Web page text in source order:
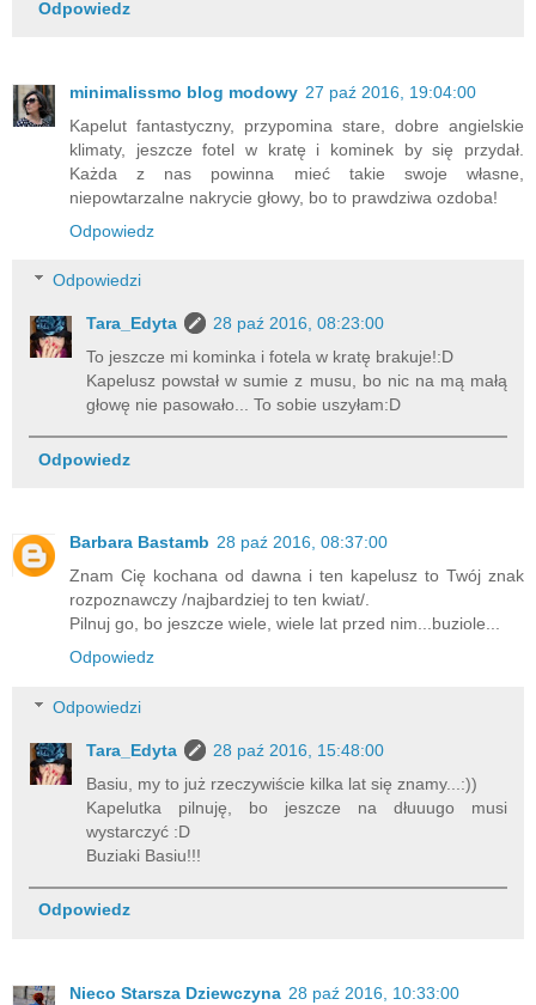
Odpowiedz
minimalissmo blog modowy 27 paź 2016, 19:04:00
Kapelut fantastyczny, przypomina stare, dobre angielskie
klimaty, jeszcze fotel w kratę i kominek by się przydał.
Każda z nas powinna mieć takie swoje własne,
niepowtarzalne nakrycie głowy, bo to prawdziwa ozdoba!
Odpowiedz
Odpowiedzi
Tara_Edyta
28 paź 2016, 08:23:00
To jeszcze mi kominka i fotela w kratę brakuje!:D
Kapelusz powstał w sumie z musu, bo nic na mą małą
głowę nie pasowało... To sobie uszyłam:D
Odpowiedz
Barbara Bastamb 28 paź 2016, 08:37:00
Znam Cię kochana od dawna i ten kapelusz to Twój znak
rozpoznawczy /najbardziej to ten kwiat/.
Pilnuj go, bo jeszcze wiele, wiele lat przed nim...buziole...
Odpowiedz
Odpowiedzi
Tara_Edyta
28 paź 2016, 15:48:00
Basiu, my to już rzeczywiście kilka lat się znamy...:))
Kapelutka pilnuję, bo jeszcze na dłuuugo musi
wystarczyć :D
Buziaki Basiu!!!
Odpowiedz
Nieco Starsza Dziewczyna 28 paź 2016, 10:33:00